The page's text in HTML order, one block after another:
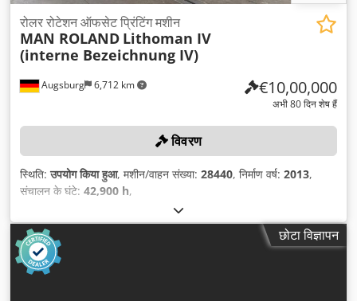
Augsburg 6,712 km
रोलर रोटेशन ऑफसेट प्रिंटिंग मशीन
MAN ROLAND Lithoman IV
(interne Bezeichnung IV)
€10,00,000
अभी 80 दिन शेष हैं
विवरण
स्थिति:उपयोग किया हुआ, मशीन/वाहन संख्या: 28440, निर्माण वर्ष: 2013,
संचालन के घंटे: 42,900 h,
छोटा विज्ञापन